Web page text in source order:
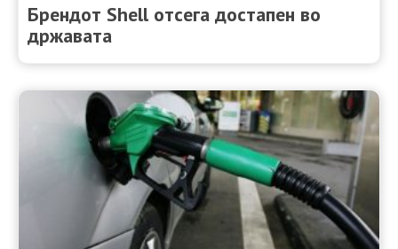
Брендот Shell отсега достапен во
државата